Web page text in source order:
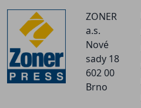
ZONER
a.s.
Nové
sady 18
602 00
Brno